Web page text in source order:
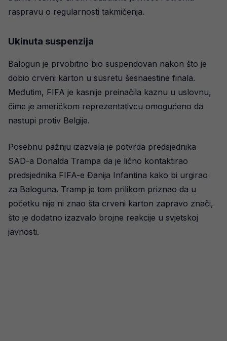
raspravu o regularnosti takmičenja.
Ukinuta suspenzija
Balogun je prvobitno bio suspendovan nakon što je
dobio crveni karton u susretu šesnaestine finala.
Međutim, FIFA je kasnije preinačila kaznu u uslovnu,
čime je američkom reprezentativcu omogućeno da
nastupi protiv Belgije.
Posebnu pažnju izazvala je potvrda predsjednika
SAD-a Donalda Trampa da je lično kontaktirao
predsjednika FIFA-e Đanija Infantina kako bi urgirao
za Baloguna. Tramp je tom prilikom priznao da u
početku nije ni znao šta crveni karton zapravo znači,
što je dodatno izazvalo brojne reakcije u svjetskoj
javnosti.